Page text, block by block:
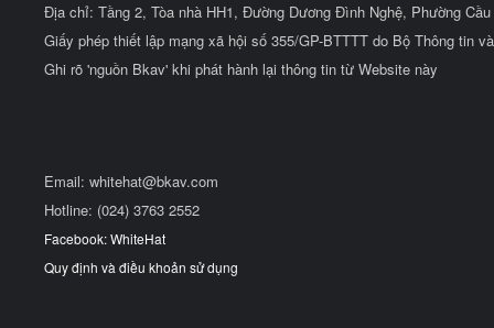
Địa chỉ: Tầng 2, Tòa nhà HH1, Đường Dương Đình Nghệ, Phường
Giấy phép thiết lập mạng xã hội số 355/GP-BTTTT do Bộ Thông tin
Ghi rõ 'nguồn Bkav' khi phát hành lại thông tin từ Website này
Email: whitehat@bkav.com
Hotline: (024) 3763 2552
Facebook: WhiteHat
Quy định và điều khoản sử dụng